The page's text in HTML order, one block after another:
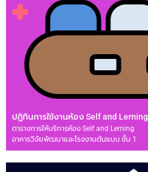
ปฏิทินการใช้งานห้อง Self and Lerning
ตารางการให้บริการห้อง Self and Lerning
อาคารวิจัยพัฒนาและโรงงานต้นแบบ ชั้น 1